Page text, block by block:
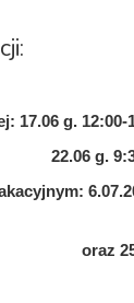
17.06 g. 12:00-